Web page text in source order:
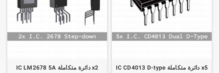
x5 دائرة متكاملة IC CD4013 D-type
x2 دائرة متكاملة IC LM2678 5A